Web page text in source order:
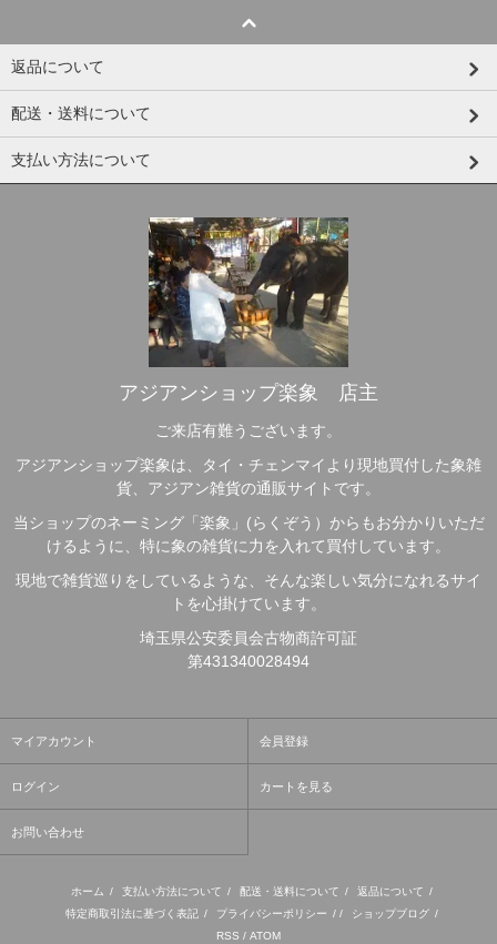
返品について
配送・送料について
支払い方法について
アジアンショップ楽象 店主
ご来店有難うございます。
アジアンショップ楽象は、タイ・チェンマイより現地買付した象雑
貨、アジアン雑貨の通販サイトです。
当ショップのネーミング「楽象」(らくぞう）からもお分かりいただ
けるように、特に象の雑貨に力を入れて買付しています。
現地で雑貨巡りをしているような、そんな楽しい気分になれるサイ
トを心掛けています。
埼玉県公安委員会古物商許可証
第431340028494
マイアカウント 会員登録
ログイン カートを見る
お問い合わせ
ホーム / 支払い方法について / 配送・送料について / 返品について /
特定商取引法に基づく表記 / プライバシーポリシー / / ショップブログ /
RSS / ATOM